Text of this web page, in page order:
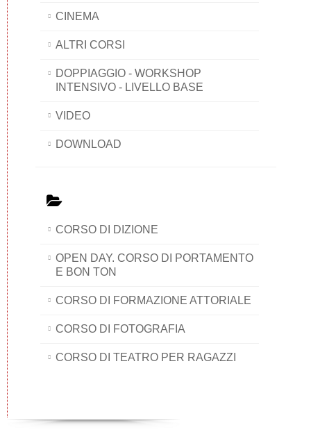
CINEMA
ALTRI CORSI
DOPPIAGGIO - WORKSHOP
INTENSIVO - LIVELLO BASE
VIDEO
DOWNLOAD
CORSO DI DIZIONE
OPEN DAY. CORSO DI PORTAMENTO
E BON TON
CORSO DI FORMAZIONE ATTORIALE
CORSO DI FOTOGRAFIA
CORSO DI TEATRO PER RAGAZZI